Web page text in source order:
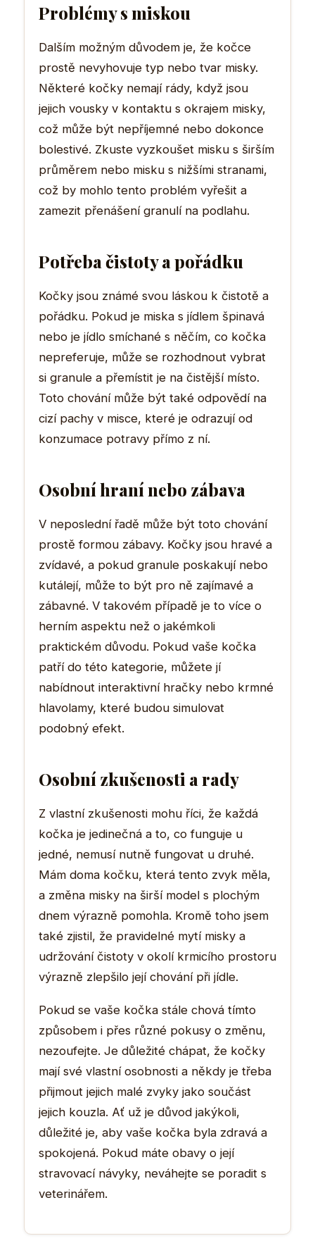
Problémy s miskou
Dalším možným důvodem je, že kočce
prostě nevyhovuje typ nebo tvar misky.
Některé kočky nemají rády, když jsou
jejich vousky v kontaktu s okrajem misky,
což může být nepříjemné nebo dokonce
bolestivé. Zkuste vyzkoušet misku s širším
průměrem nebo misku s nižšími stranami,
což by mohlo tento problém vyřešit a
zamezit přenášení granulí na podlahu.
Potřeba čistoty a pořádku
Kočky jsou známé svou láskou k čistotě a
pořádku. Pokud je miska s jídlem špinavá
nebo je jídlo smíchané s něčím, co kočka
nepreferuje, může se rozhodnout vybrat
si granule a přemístit je na čistější místo.
Toto chování může být také odpovědí na
cizí pachy v misce, které je odrazují od
konzumace potravy přímo z ní.
Osobní hraní nebo zábava
V neposlední řadě může být toto chování
prostě formou zábavy. Kočky jsou hravé a
zvídavé, a pokud granule poskakují nebo
kutálejí, může to být pro ně zajímavé a
zábavné. V takovém případě je to více o
herním aspektu než o jakémkoli
praktickém důvodu. Pokud vaše kočka
patří do této kategorie, můžete jí
nabídnout interaktivní hračky nebo krmné
hlavolamy, které budou simulovat
podobný efekt.
Osobní zkušenosti a rady
Z vlastní zkušenosti mohu říci, že každá
kočka je jedinečná a to, co funguje u
jedné, nemusí nutně fungovat u druhé.
Mám doma kočku, která tento zvyk měla,
a změna misky na širší model s plochým
dnem výrazně pomohla. Kromě toho jsem
také zjistil, že pravidelné mytí misky a
udržování čistoty v okolí krmicího prostoru
výrazně zlepšilo její chování při jídle.
Pokud se vaše kočka stále chová tímto
způsobem i přes různé pokusy o změnu,
nezoufejte. Je důležité chápat, že kočky
mají své vlastní osobnosti a někdy je třeba
přijmout jejich malé zvyky jako součást
jejich kouzla. Ať už je důvod jakýkoli,
důležité je, aby vaše kočka byla zdravá a
spokojená. Pokud máte obavy o její
stravovací návyky, neváhejte se poradit s
veterinářem.